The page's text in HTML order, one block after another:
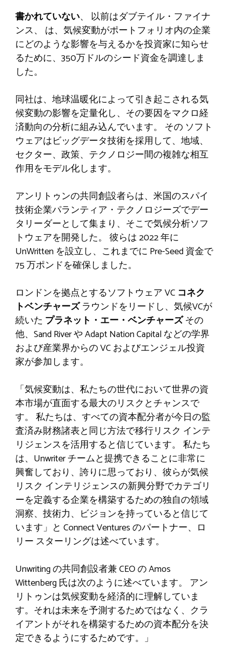
書かれていない、 以前はダブテイル・ファイナ
ンス、 は、気候変動がポートフォリオ内の企業
にどのような影響を与えるかを投資家に知らせ
るために、350万ドルのシード資金を調達しま
した。
同社は、地球温暖化によって引き起こされる気
候変動の影響を定量化し、その要因をマクロ経
済動向の分析に組み込んでいます。 その ソフト
ウェアはビッグデータ技術を採用して、地域、
セクター、政策、テクノロジー間の複雑な相互
作用をモデル化します。
アンリトゥンの共同創設者らは、米国のスパイ
技術企業パランティア・テクノロジーズでデー
タリーダーとして集まり、そこで気候分析ソフ
トウェアを開発した。 彼らは 2022 年に
UnWritten を設立し、これまでに Pre-Seed 資金で
75 万ポンドを確保しました。
ロンドンを拠点とするソフトウェア VC コネク
トベンチャーズ ラウンドをリードし、気候VCが
続いた プラネット・エー・ベンチャーズその
他、Sand River や Adapt Nation Capital などの学界
および産業界からの VC およびエンジェル投資
家が参加します。
「気候変動は、私たちの世代において世界の資
本市場が直面する最大のリスクとチャンスで
す。 私たちは、すべての資本配分者が今日の監
査済み財務諸表と同じ方法で移行リスク インテ
リジェンスを活用すると信じています。 私たち
は、Unwriter チームと提携できることに非常に
興奮しており、誇りに思っており、彼らが気候
リスク インテリジェンスの新興分野でカテゴリ
ーを定義する企業を構築するための独自の領域
洞察、技術力、ビジョンを持っていると信じて
います」と Connect Ventures のパートナー、ロ
リー スターリングは述べています。
Unwriting の共同創設者兼 CEO の Amos
Wittenberg 氏は次のように述べています。 アン
リトゥンは気候変動を経済的に理解していま
す。それは未来を予測するためではなく、クラ
イアントがそれを構築するための資本配分を決
定できるようにするためです。」